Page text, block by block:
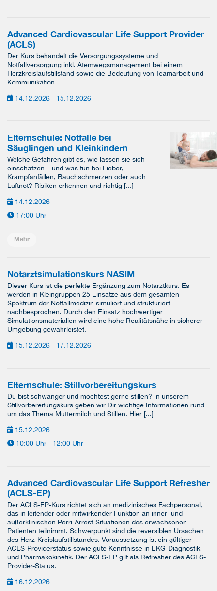
Advanced Cardiovascular Life Support Provider
(ACLS)
Der Kurs behandelt die Versorgungssysteme und
Notfallversorgung inkl. Atemwegsmanagement bei einem
Herzkreislaufstillstand sowie die Bedeutung von Teamarbeit und
Kommunikation
14.12.2026 - 15.12.2026
Elternschule: Notfälle bei
Säuglingen und Kleinkindern
Welche Gefahren gibt es, wie lassen sie sich
einschätzen – und was tun bei Fieber,
Krampfanfällen, Bauchschmerzen oder auch
Luftnot? Risiken erkennen und richtig [...]
14.12.2026
17:00 Uhr
Mehr
Notarztsimulationskurs NASIM
Dieser Kurs ist die perfekte Ergänzung zum Notarztkurs. Es
werden in Kleingruppen 25 Einsätze aus dem gesamten
Spektrum der Notfallmedizin simuliert und strukturiert
nachbesprochen. Durch den Einsatz hochwertiger
Simulationsmaterialien wird eine hohe Realitätsnähe in sicherer
Umgebung gewährleistet.
15.12.2026 - 17.12.2026
Elternschule: Stillvorbereitungskurs
Du bist schwanger und möchtest gerne stillen? In unserem
Stillvorbereitungskurs geben wir Dir wichtige Informationen rund
um das Thema Muttermilch und Stillen. Hier [...]
15.12.2026
10:00 Uhr - 12:00 Uhr
Advanced Cardiovascular Life Support Refresher
(ACLS-EP)
Der ACLS-EP-Kurs richtet sich an medizinisches Fachpersonal,
das in leitender oder mitwirkender Funktion an inner- und
außerklinischen Perri-Arrest-Situationen des erwachsenen
Patienten teilnimmt. Schwerpunkt sind die reversiblen Ursachen
des Herz-Kreislaufstillstandes. Voraussetzung ist ein gültiger
ACLS-Providerstatus sowie gute Kenntnisse in EKG-Diagnostik
und Pharmakokinetik. Der ACLS-EP gilt als Refresher des ACLS-
Provider-Status.
16.12.2026